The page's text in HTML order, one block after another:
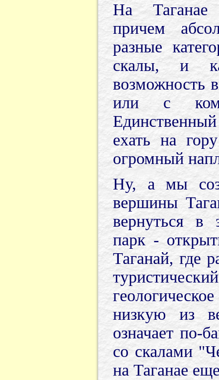
На Таганае
причем
разные
скалы, и
возможность
или с
ехать на
огромный
Ну, а мы
вершины
вернуться в
парк -
Таганай, где
низкую из
означает по-
со скалами
на Таганае